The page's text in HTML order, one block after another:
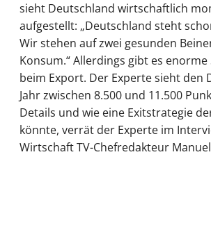
sieht Deutschland wirtschaftlich
aufgestellt: „Deutschland steht
Wir stehen auf zwei gesunden
Konsum.“ Allerdings gibt es enorme
beim Export. Der Experte sieht den
Jahr zwischen 8.500 und 11.500
Details und wie eine Exitstrategie
könnte, verrät der Experte im
Wirtschaft TV-Chefredakteur